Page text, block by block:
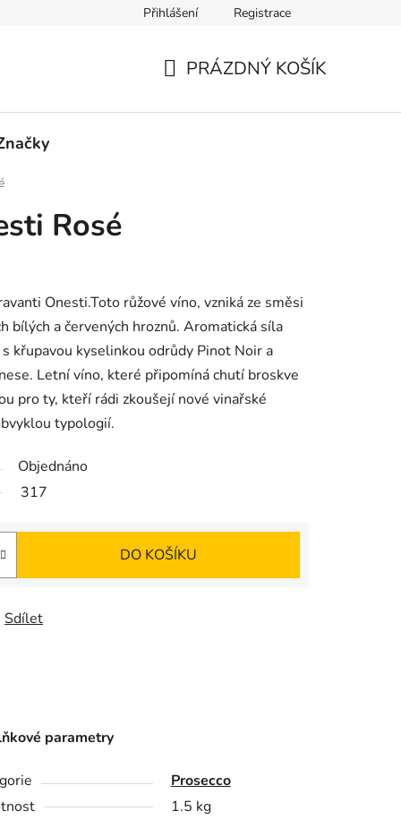
Přihlášení Registrace
PRÁZDNÝ KOŠÍK
Rosé
Onesti.Toto růžové víno, vzniká ze směsi
bílých a červených hroznů. Aromatická síla
křupavou kyselinkou odrůdy Pinot Noir a
Letní víno, které připomíná chutí broskve
pro ty, kteří rádi zkoušejí nové vinařské
typologií.
Objednáno
317
DO KOŠÍKU
Sdílet
parametry
Prosecco
1.5 kg